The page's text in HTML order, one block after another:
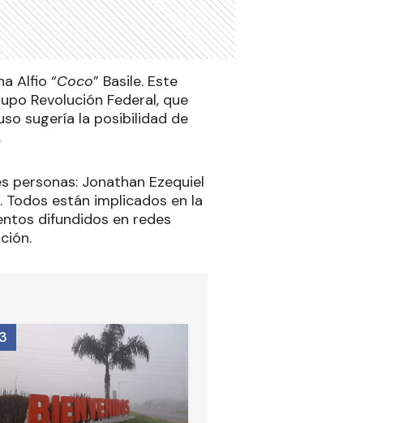
Alfio “Coco” Basile. Este
Revolución Federal, que
sugería la posibilidad de
personas: Jonathan Ezequiel
están implicados en la
difundidos en redes
3